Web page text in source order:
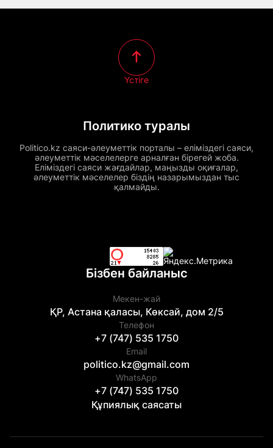
Политико туралы
Politico.kz саяси-әлеуметтік порталы – еліміздегі саяси,
әлеуметтік мәселелерге арналған бірегей жоба.
Еліміздегі саяси жағдайлар, маңызды оқиғалар,
әлеуметтік мәселелер біздің назарымыздан тыс
қалмайды.
Үстіге
Бізбен байланыс
Мекен-жай
ҚР, Астана қаласы, Көксай, дом 2/5
Телефон
+7 (747) 535 1750
Email
politico.kz@gmail.com
WhatsApp
+7 (747) 535 1750
Құпиялық саясаты